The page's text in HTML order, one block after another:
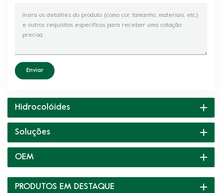
Enviar
Hidrocolóides
Soluções
OEM
PRODUTOS EM DESTAQUE